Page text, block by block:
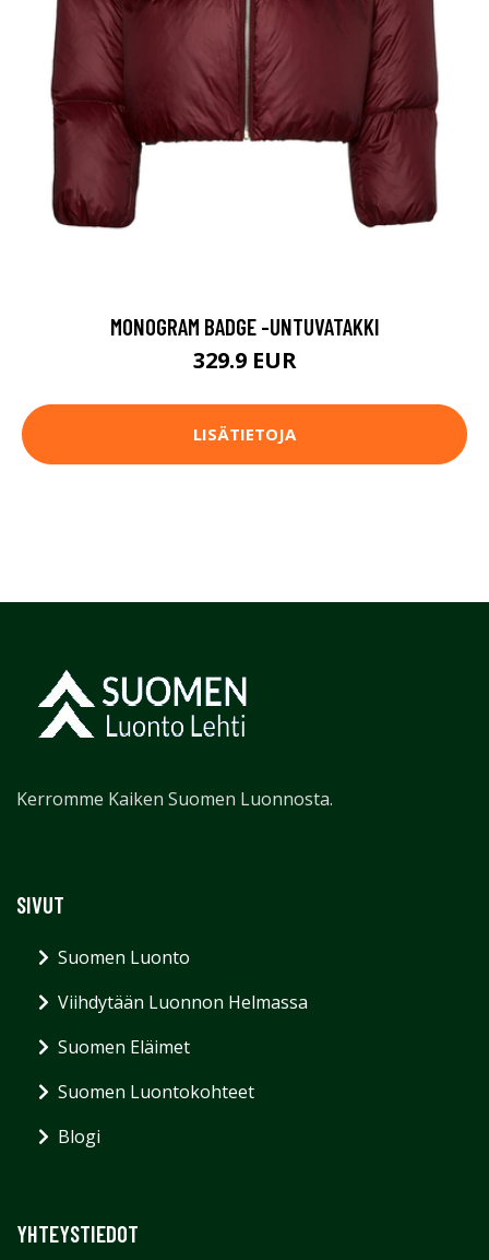
MONOGRAM BADGE -UNTUVATAKKI
329.9 EUR
LISÄTIETOJA
Kerromme Kaiken Suomen Luonnosta.
SIVUT
Suomen Luonto
Viihdytään Luonnon Helmassa
Suomen Eläimet
Suomen Luontokohteet
Blogi
YHTEYSTIEDOT